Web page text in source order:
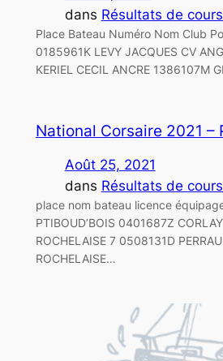
dans Résultats de
Place Bateau Numéro Nom Club
0185961K LEVY JACQUES CV
KERIEL CECIL ANCRE 1386107M
National Corsaire 2021 –
Août 25, 2021
dans Résultats de
place nom bateau licence
PTIBOUD’BOIS 0401687Z
ROCHELAISE 7 0508131D
ROCHELAISE…